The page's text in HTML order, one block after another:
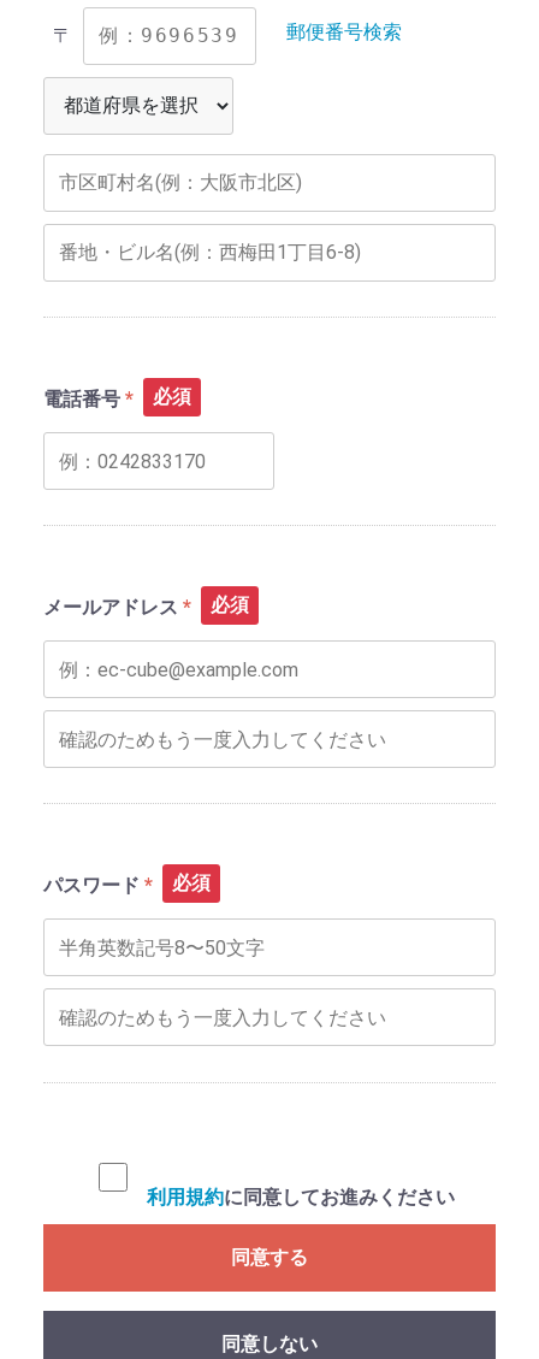
〒 郵便番号検索
電話番号 必須
メールアドレス 必須
パスワード 必須
利用規約に同意してお進みください
同意する
同意しない